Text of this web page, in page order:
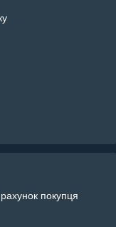
покупця